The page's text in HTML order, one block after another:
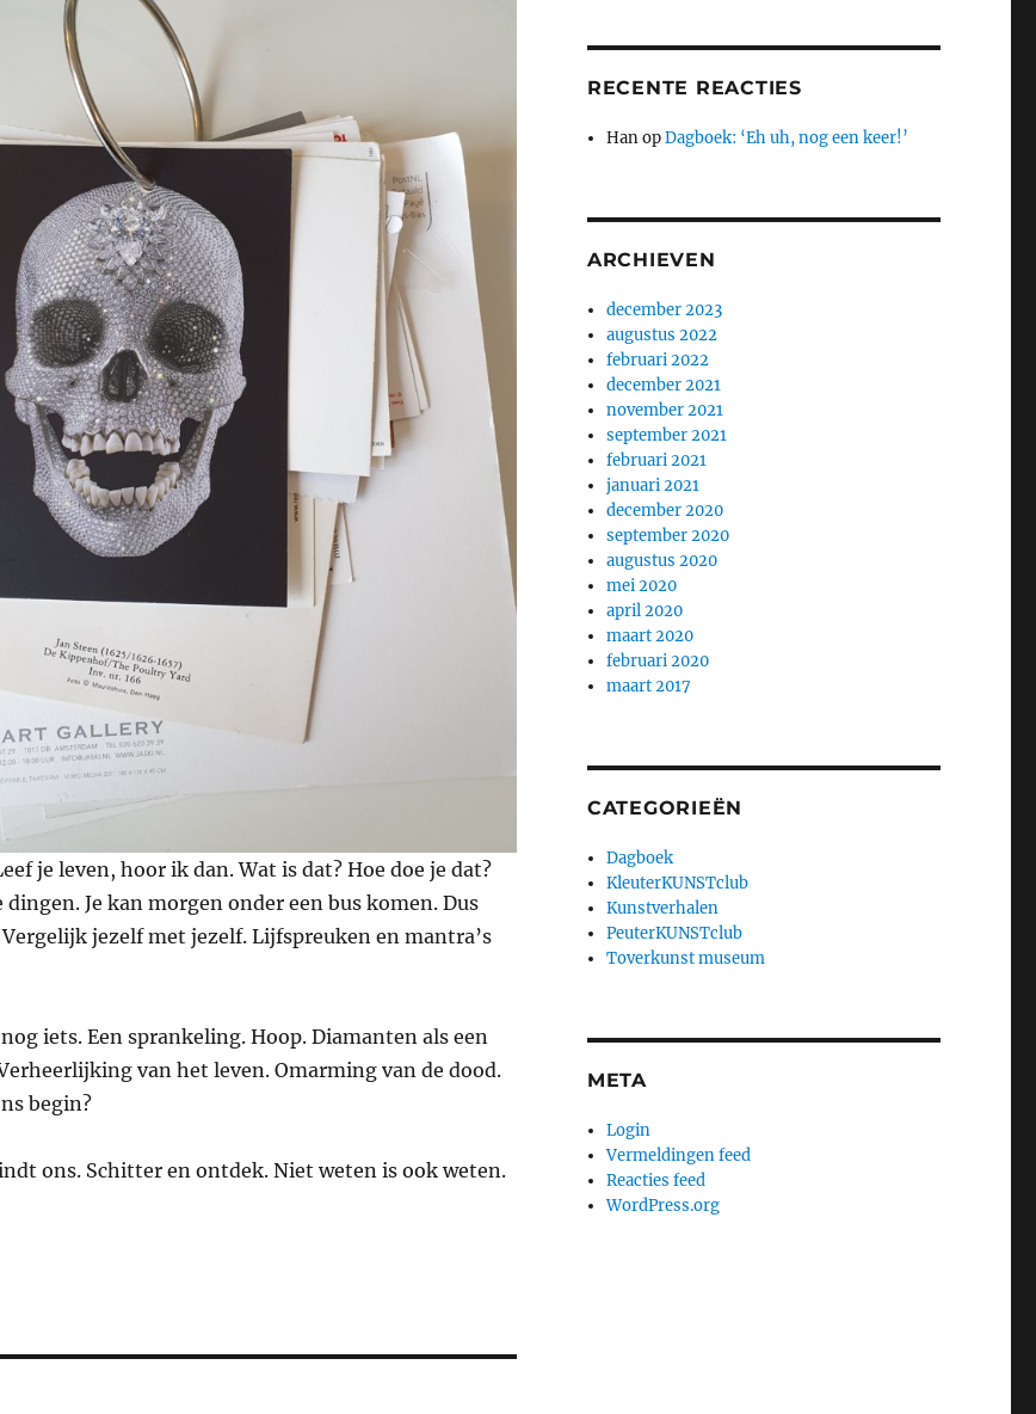
je leven, hoor ik dan. Wat is dat? Hoe doe je dat?
Je kan morgen onder een bus komen. Dus
jezelf met jezelf. Lijfspreuken en mantra’s
iets. Een sprankeling. Hoop. Diamanten als een
van het leven. Omarming van de dood.
begin?
ons. Schitter en ontdek. Niet weten is ook weten.
RECENTE REACTIES
HanopDagboek: ‘Eh uh, nog een keer!’
ARCHIEVEN
december 2023
augustus 2022
februari 2022
december 2021
november 2021
september 2021
februari 2021
januari 2021
december 2020
september 2020
augustus 2020
mei 2020
april 2020
maart 2020
februari 2020
maart 2017
CATEGORIEËN
Dagboek
KleuterKUNSTclub
Kunstverhalen
PeuterKUNSTclub
Toverkunst museum
META
Login
Vermeldingen feed
Reacties feed
WordPress.org